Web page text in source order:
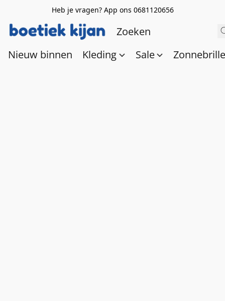
Heb je vragen? App ons 0681120656
Nieuw binnen Kleding Sale